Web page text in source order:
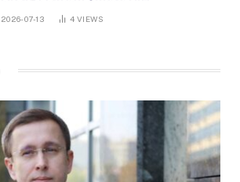
2026-07-13 4 VIEWS